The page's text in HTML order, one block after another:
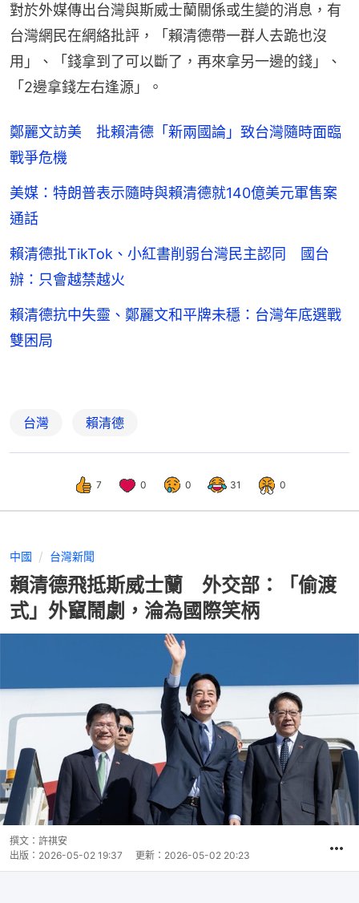
對於外媒傳出台灣與斯威士蘭關係或生變的消息，有
台灣網民在網絡批評，「賴清德帶一群人去跪也沒
用」、「錢拿到了可以斷了，再來拿另一邊的錢」、
「2邊拿錢左右逢源」。
鄭麗文訪美 批賴清德「新兩國論」致台灣隨時面臨
戰爭危機
美媒：特朗普表示隨時與賴清德就140億美元軍售案
通話
賴清德批TikTok、小紅書削弱台灣民主認同 國台
辦：只會越禁越火
賴清德抗中失靈、鄭麗文和平牌未穩：台灣年底選戰
雙困局
台灣 賴清德
7 0 0 31 0
中國 台灣新聞
賴清德飛抵斯威士蘭 外交部：「偷渡
式」外竄鬧劇，淪為國際笑柄
撰文： 許祺安
出版： 2026-05-02 19:37 更新： 2026-05-02 20:23